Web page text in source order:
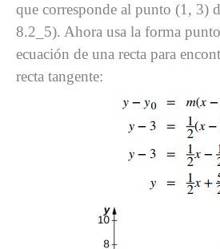
que corresponde al punto (1, 3)
8.2_5). Ahora usa la forma
ecuación de una recta para
recta tangente: